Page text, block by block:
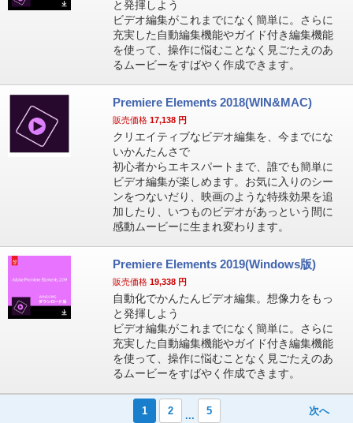
と発揮しよう
ビデオ編集がこれまでになく簡単に。さらに
充実した自動編集機能やガイド付き編集機能
を使って、操作に悩むことなく見ごたえのあ
るムービーをすばやく作成できます。
Premiere Elements 2018(WIN&MAC)
販売価格 17,138 円
クリエイティブなビデオ編集を、今までにな
いかんたんさで
初心者からエキスパートまで、誰でも簡単に
ビデオ編集が楽しめます。お気に入りのシー
ンをつないだり、映画のような特殊効果を追
加したり、いつものビデオがあっという間に
感動ムービーに生まれ変わります。
Premiere Elements 2019(Windows版)
販売価格 19,338 円
自動化でかんたんビデオ編集。想像力をもっ
と発揮しよう
ビデオ編集がこれまでになく簡単に。さらに
充実した自動編集機能やガイド付き編集機能
を使って、操作に悩むことなく見ごたえのあ
るムービーをすばやく作成できます。
1 2 ... 5 次へ